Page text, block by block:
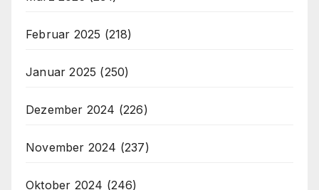
Februar 2025 (218)
Januar 2025 (250)
Dezember 2024 (226)
November 2024 (237)
Oktober 2024 (246)